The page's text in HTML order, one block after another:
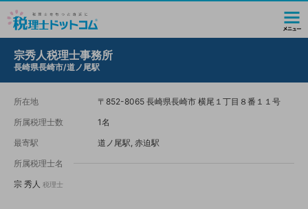
宗秀人税理士事務所
長崎県長崎市/道ノ尾駅
所在地
〒852-8065 長崎県長崎市 横尾１丁目８番１１号
所属税理士数
1名
最寄駅
道ノ尾駅, 赤迫駅
所属税理士名
宗 秀人 税理士